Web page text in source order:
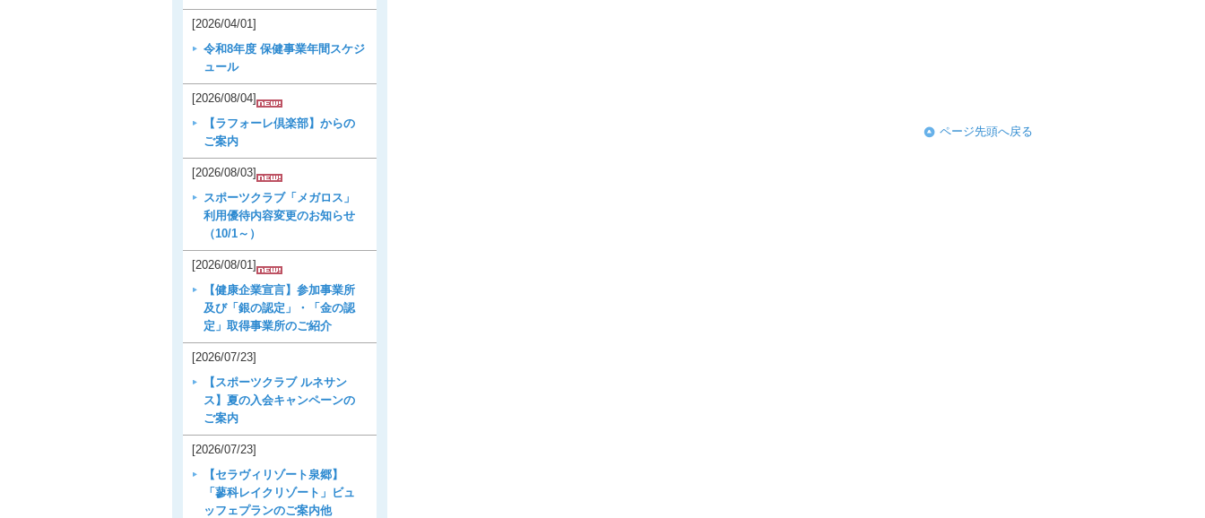
ページ先頭へ戻る
[2026/04/01]
令和8年度 保健事業年間スケジ
ュール
[2026/08/04]
【ラフォーレ倶楽部】からの
ご案内
[2026/08/03]
スポーツクラブ「メガロス」
利用優待内容変更のお知らせ
（10/1～）
[2026/08/01]
【健康企業宣言】参加事業所
及び「銀の認定」・「金の認
定」取得事業所のご紹介
[2026/07/23]
【スポーツクラブ ルネサン
ス】夏の入会キャンペーンの
ご案内
[2026/07/23]
【セラヴィリゾート泉郷】
「蓼科レイクリゾート」ビュ
ッフェプランのご案内他